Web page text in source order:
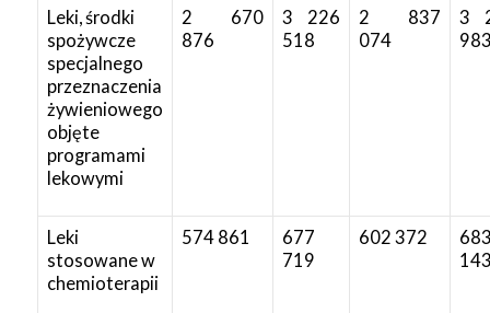
Leki, środki
spożywcze
specjalnego
przeznaczenia
żywieniowego
objęte
programami
lekowymi
2 670
876
3 226
518
2 837
074
3
Leki
stosowane w
chemioterapii
574 861
677
719
602 372